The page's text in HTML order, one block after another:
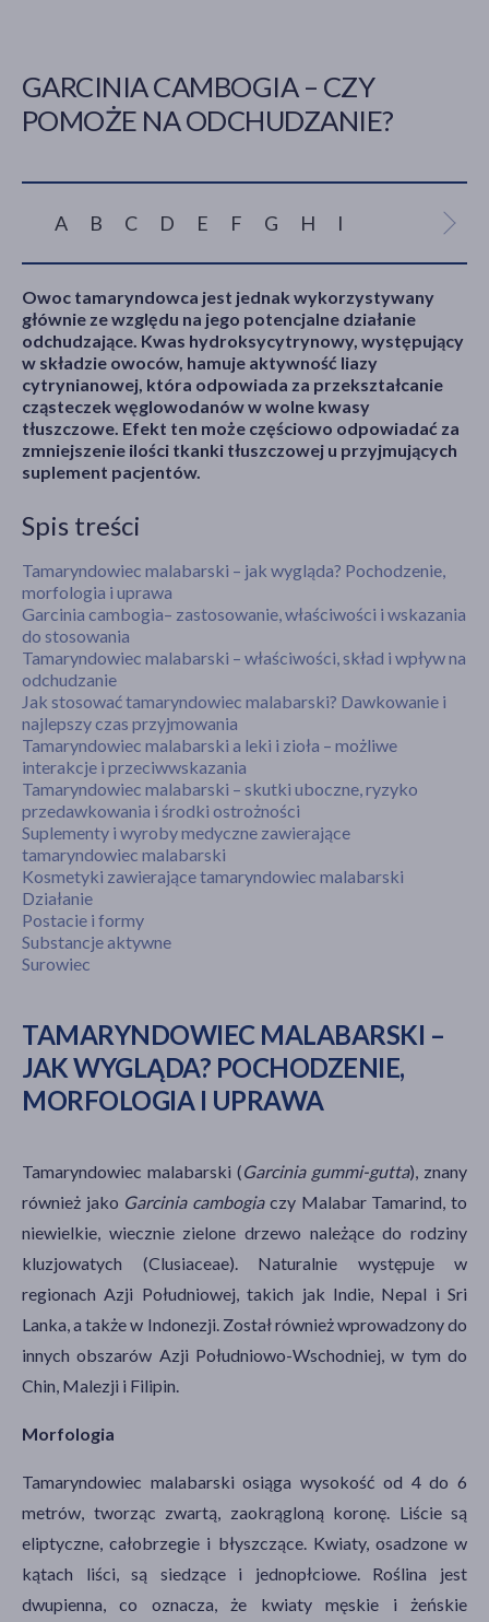
GARCINIA CAMBOGIA – CZY
POMOŻE NA ODCHUDZANIE?
A B C D E F G H I
Owoc tamaryndowca jest jednak wykorzystywany
głównie ze względu na jego potencjalne działanie
odchudzające. Kwas hydroksycytrynowy, występujący
w składzie owoców, hamuje aktywność liazy
cytrynianowej, która odpowiada za przekształcanie
cząsteczek węglowodanów w wolne kwasy
tłuszczowe. Efekt ten może częściowo odpowiadać za
zmniejszenie ilości tkanki tłuszczowej u przyjmujących
suplement pacjentów.
Spis treści
Tamaryndowiec malabarski – jak wygląda? Pochodzenie,
morfologia i uprawa
Garcinia cambogia– zastosowanie, właściwości i wskazania
do stosowania
Tamaryndowiec malabarski – właściwości, skład i wpływ na
odchudzanie
Jak stosować tamaryndowiec malabarski? Dawkowanie i
najlepszy czas przyjmowania
Tamaryndowiec malabarski a leki i zioła – możliwe
interakcje i przeciwwskazania
Tamaryndowiec malabarski – skutki uboczne, ryzyko
przedawkowania i środki ostrożności
Suplementy i wyroby medyczne zawierające
tamaryndowiec malabarski
Kosmetyki zawierające tamaryndowiec malabarski
Działanie
Postacie i formy
Substancje aktywne
Surowiec
TAMARYNDOWIEC MALABARSKI –
JAK WYGLĄDA? POCHODZENIE,
MORFOLOGIA I UPRAWA
Tamaryndowiec malabarski (Garcinia gummi-gutta), znany
również jako Garcinia cambogiaczy Malabar Tamarind, to
niewielkie, wiecznie zielone drzewo należące do rodziny
kluzjowatych (Clusiaceae). Naturalnie występuje w
regionach Azji Południowej, takich jak Indie, Nepal i Sri
Lanka, a także w Indonezji. Został również wprowadzony do
innych obszarów Azji Południowo-Wschodniej, w tym do
Chin, Malezji i Filipin.
Morfologia
Tamaryndowiec malabarski osiąga wysokość od 4 do 6
metrów, tworząc zwartą, zaokrągloną koronę. Liście są
eliptyczne, całobrzegie i błyszczące. Kwiaty, osadzone w
kątach liści, są siedzące i jednopłciowe. Roślina jest
dwupienna, co oznacza, że kwiaty męskie i żeńskie